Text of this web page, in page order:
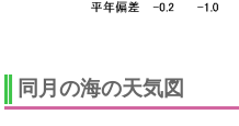
同月の海の天気図